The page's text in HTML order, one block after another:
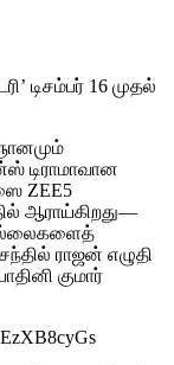
டிசம்பர் 16 முதல்
டிராமாவான
ZEE5
ஆராய்கிறது—
ராஜன் எழுதி
குமார்